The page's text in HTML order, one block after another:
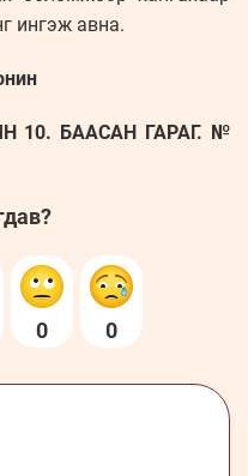
ингэж авна.
10. БААСАН ГАРАГ. №
0 0